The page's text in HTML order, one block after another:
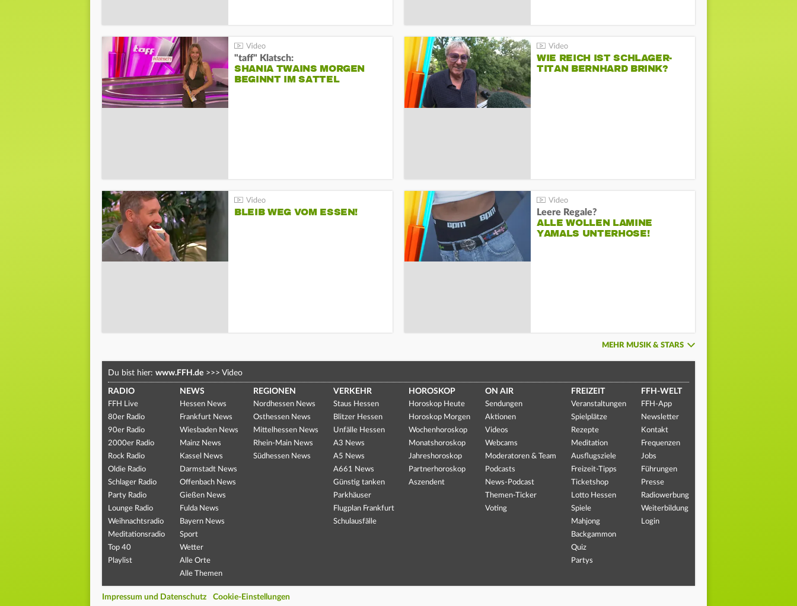
"taff" Klatsch:
SHANIA TWAINS MORGEN
BEGINNT IM SATTEL
WIE REICH IST SCHLAGER-
TITAN BERNHARD BRINK?
BLEIB WEG VOM ESSEN! Leere Regale?
ALLE WOLLEN LAMINE
YAMALS UNTERHOSE!
MEHR MUSIK & STARS
Du bist hier: www.FFH.de >>> Video
RADIO
FFH Live
80er Radio
90er Radio
2000er Radio
Rock Radio
Oldie Radio
Schlager Radio
Party Radio
Lounge Radio
Weihnachtsradio
Meditationsradio
Top 40
Playlist
NEWS
Hessen News
Frankfurt News
Wiesbaden News
Mainz News
Kassel News
Darmstadt News
Offenbach News
Gießen News
Fulda News
Bayern News
Sport
Wetter
Alle Orte
Alle Themen
REGIONEN
Nordhessen News
Osthessen News
Mittelhessen News
Rhein-Main News
Südhessen News
VERKEHR
Staus Hessen
Blitzer Hessen
Unfälle Hessen
A3 News
A5 News
A661 News
Günstig tanken
Parkhäuser
Flugplan Frankfurt
Schulausfälle
HOROSKOP
Horoskop Heute
Horoskop Morgen
Wochenhoroskop
Monatshoroskop
Jahreshoroskop
Partnerhoroskop
Aszendent
ON AIR
Sendungen
Aktionen
Videos
Webcams
Moderatoren & Team
Podcasts
News-Podcast
Themen-Ticker
Voting
FREIZEIT
Veranstaltungen
Spielplätze
Rezepte
Meditation
Ausflugsziele
Freizeit-Tipps
Ticketshop
Lotto Hessen
Spiele
Mahjong
Backgammon
Quiz
Partys
FFH-WELT
FFH-App
Newsletter
Kontakt
Frequenzen
Jobs
Führungen
Presse
Radiowerbung
Weiterbildung
Login
Impressum und Datenschutz Cookie-Einstellungen